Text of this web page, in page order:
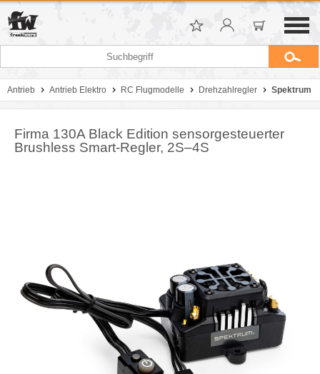
Antrieb Antrieb Elektro RC Flugmodelle Drehzahlregler Spektrum
Firma 130A Black Edition sensorgesteuerter
Brushless Smart-Regler, 2S–4S